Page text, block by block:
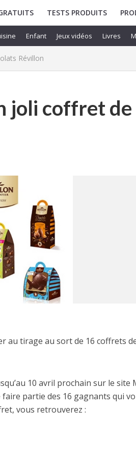
TESTS PRODUITS
Enfant Jeux vidéos Livres
Révillon
joli coffret de
au tirage au sort de 16 coffrets
10 avril prochain sur le site
faire partie des 16 gagnants qui
vous retrouverez :